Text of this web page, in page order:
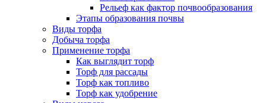
Рельеф как фактор почвообразования
Этапы образования почвы
Виды торфа
Добыча торфа
Применение торфа
Как выглядит торф
Торф для рассады
Торф как топливо
Торф как удобрение